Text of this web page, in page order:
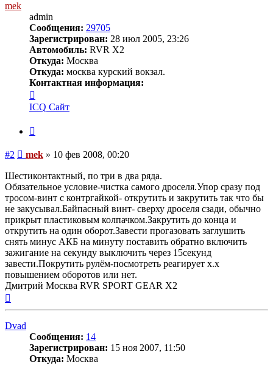
mek
admin
Сообщения: 29705
Зарегистрирован: 28 июл 2005, 23:26
Автомобиль: RVR X2
Откуда: Москва
Откуда: москва курский вокзал.
Контактная информация:
информация
пользователя
ICQ Сайт
#2 Сообщение
mek » 10 фев 2008, 00:20
Шестиконтактный, по три в два ряда.
Обязательное условие-чистка самого дроселя.Упор сразу под
тросом-винт с контргайкой- открутить и закрутить так что бы
не закусывал.Байпасный винт- сверху дроселя сзади, обычно
прикрыт пластиковым колпачком.Закрутить до конца и
открутить на один оборот.Завести прогазовать заглушить
снять минус АКБ на минуту поставить обратно включить
зажигание на секунду выключить через 15секунд
завести.Покрутить рулём-посмотреть реагирует х.х
повышением оборотов или нет.
Дмитрий Москва RVR SPORT GEAR X2
Dvad
Сообщения: 14
Зарегистрирован: 15 ноя 2007, 11:50
Откуда: Москва